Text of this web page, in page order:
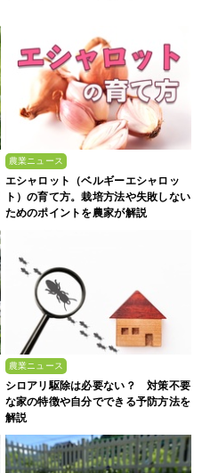
農業ニュース
エシャロット（ベルギーエシャロッ
ト）の育て方。栽培方法や失敗しない
ためのポイントを農家が解説
農業ニュース
シロアリ駆除は必要ない？ 対策不要
な家の特徴や自分でできる予防方法を
解説